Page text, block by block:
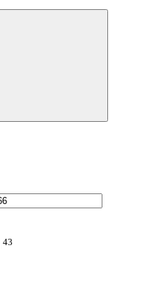
43